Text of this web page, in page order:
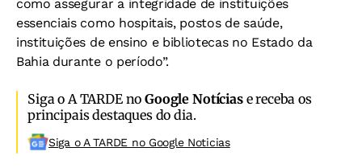
como assegurar a integridade de instituições
essenciais como hospitais, postos de saúde,
instituições de ensino e bibliotecas no Estado da
Bahia durante o período”.
Siga o A TARDE noGoogle Notíciase receba os
principais destaques do dia.
Siga o A TARDE no Google Noticias